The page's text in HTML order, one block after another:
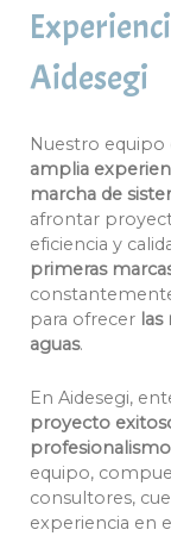
Aidesegi
Nuestro
amplia
marcha de
afrontar
eficiencia y
primeras
para ofrecer
aguas.
En Aidesegi,
proyecto
profesionalismo
equipo,
consultores,
experiencia en